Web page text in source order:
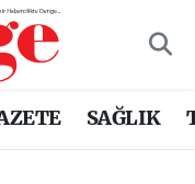
SAĞLIK